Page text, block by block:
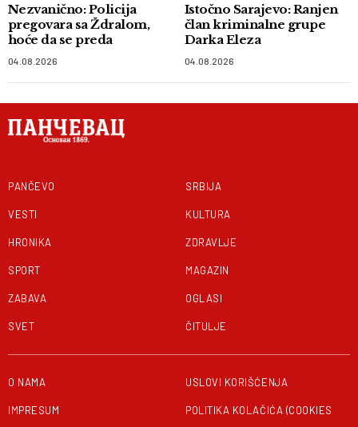
Nezvanično: Policija
pregovara sa Ždralom,
hoće da se preda
04.08.2026
Istočno Sarajevo: Ranjen
član kriminalne grupe
Darka Eleza
04.08.2026
PANČEVO
VESTI
HRONIKA
SPORT
ZABAVA
SVET
SRBIJA
KULTURA
ZDRAVLJE
MAGAZIN
OGLASI
ČITULJE
O NAMA
IMPRESUM
USLOVI KORIŠĆENJA
POLITIKA KOLAČIĆA (COOKIES